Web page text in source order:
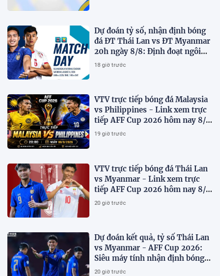
Dự đoán tỷ số, nhận định bóng
đá ĐT Thái Lan vs ĐT Myanmar
20h ngày 8/8: Định đoạt ngôi
đầu bảng
18 giờ trước
VTV trực tiếp bóng đá Malaysia
vs Philippines - Link xem trực
tiếp AFF Cup 2026 hôm nay 8/8
trên VTV7
19 giờ trước
VTV trực tiếp bóng đá Thái Lan
vs Myanmar - Link xem trực
tiếp AFF Cup 2026 hôm nay 8/8
trên VTV6
20 giờ trước
Dự đoán kết quả, tỷ số Thái Lan
vs Myanmar - AFF Cup 2026:
Siêu máy tính nhận định bóng
đá hôm nay 8/8
20 giờ trước